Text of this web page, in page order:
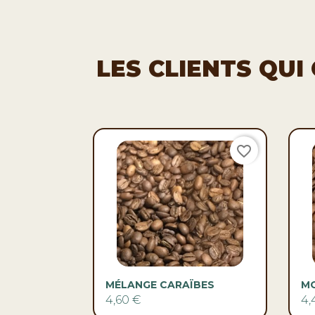
LES CLIENTS
Aperçu rapide
MÉLANGE CARAÏBES
4,60 €
favorite_border